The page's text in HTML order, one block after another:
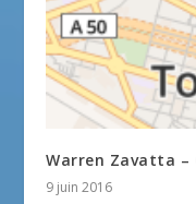
Warren Zavatta –
9 juin 2016